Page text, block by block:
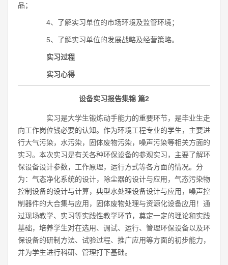
品；
4、了解实习单位的市场环境及监管环境；
5、了解实习单位的发展战略及经营策略。
实习过程
实习心得
设备实习报告集锦 篇2
实习是大学生锻炼动手能力的重要环节，是毕业生走
向工作岗位钱必要的认知。作为环境工程专业的学生，主要进
行大气污染，水污染，固体废物污染，噪声污染等相关方面的
实习。本次实习是有关各种环保设备的参观实习，主要了解环
保设备设计参数，工作原理，运行方式等各方面的情况。分
为：气态净化系统的设计，除尘器的设计与应用，气态污染物
控制设备的设计与计算，典型水处理设备设计与应用，噪声控
制器件的大合集与应用，固体废物处理与资源化设备应用！通
过现场教学、实习等实践性教学环节，奠定一定的理论和实践
基础，培养学生对在选用、调试、运行、管理环保设备以及环
保设备的研制方法、试验过程、推广应用等方面的初步能力，
并为学生进行科研、管理打下基础。